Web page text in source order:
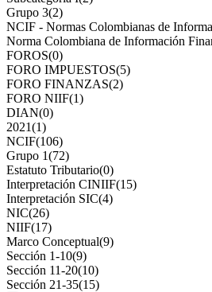
Grupo 3(2)
NCIF - Normas Colombianas de
Norma Colombiana de Información
FOROS(0)
FORO IMPUESTOS(5)
FORO FINANZAS(2)
FORO NIIF(1)
DIAN(0)
2021(1)
NCIF(106)
Grupo 1(72)
Estatuto Tributario(0)
Interpretación CINIIF(15)
Interpretación SIC(4)
NIC(26)
NIIF(17)
Marco Conceptual(9)
Sección 1-10(9)
Sección 11-20(10)
Sección 21-35(15)